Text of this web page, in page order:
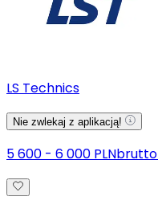
LS Technics
Nie zwlekaj z aplikacją!
5 600 - 6 000 PLNbrutto